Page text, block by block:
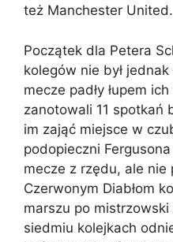
też Manchester United.
Początek dla Petera
kolegów nie był
mecze padły łupem
zanotowali 11 spotkań
im zająć miejsce w
podopieczni
mecze z rzędu, ale nie
Czerwonym Diabłom
marszu po mistrzowski
siedmiu kolejkach